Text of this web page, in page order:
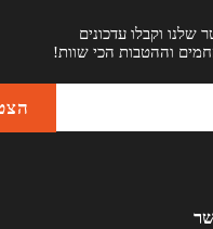
שלנו וקבלו עדכונים
וההטבות הכי שוות!